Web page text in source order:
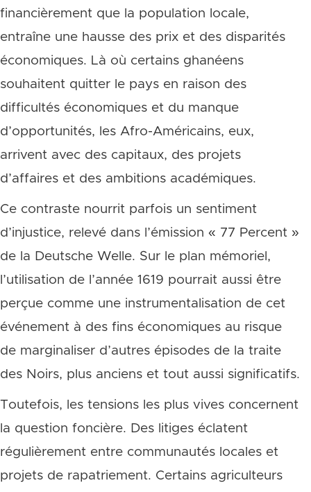
financièrement que la population locale,
entraîne une hausse des prix et des disparités
économiques. Là où certains ghanéens
souhaitent quitter le pays en raison des
difficultés économiques et du manque
d’opportunités, les Afro-Américains, eux,
arrivent avec des capitaux, des projets
d’affaires et des ambitions académiques.
Ce contraste nourrit parfois un sentiment
d’injustice, relevé dans l’émission « 77 Percent »
de la Deutsche Welle. Sur le plan mémoriel,
l’utilisation de l’année 1619 pourrait aussi être
perçue comme une instrumentalisation de cet
événement à des fins économiques au risque
de marginaliser d’autres épisodes de la traite
des Noirs, plus anciens et tout aussi significatifs.
Toutefois, les tensions les plus vives concernent
la question foncière. Des litiges éclatent
régulièrement entre communautés locales et
projets de rapatriement. Certains agriculteurs